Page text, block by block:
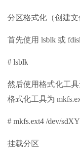
分区格式化（创建文
首先使用 lsblk 或
# lsblk
然后使用格式化工
格式化工具为
# mkfs.ext4 /dev/
挂载分区